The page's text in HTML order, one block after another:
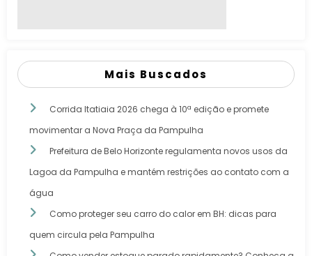
Mais Buscados
Corrida Itatiaia 2026 chega à 10ª edição e promete
movimentar a Nova Praça da Pampulha
Prefeitura de Belo Horizonte regulamenta novos usos da
Lagoa da Pampulha e mantém restrições ao contato com a
água
Como proteger seu carro do calor em BH: dicas para
quem circula pela Pampulha